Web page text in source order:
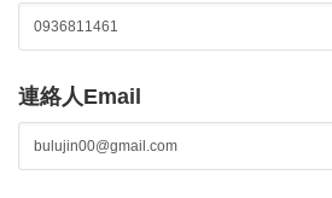
連絡人Email